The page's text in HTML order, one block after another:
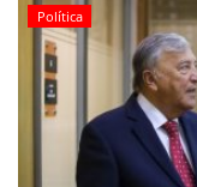
Política